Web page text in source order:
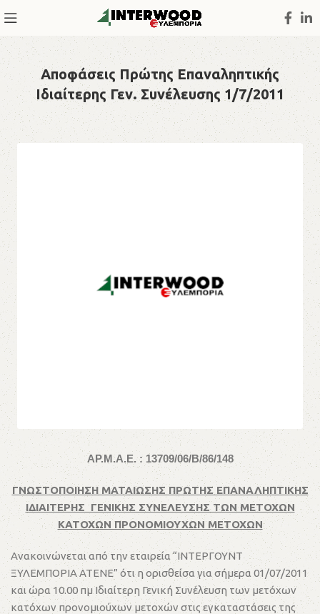
Αποφάσεις Πρώτης Επαναληπτικής
Ιδιαίτερης Γεν. Συνέλευσης 1/7/2011
ΑΡ.Μ.Α.Ε. : 13709/06/Β/86/148
ΓΝΩΣΤΟΠΟΙΗΣΗ ΜΑΤΑΙΩΣΗΣ ΠΡΩΤΗΣ ΕΠΑΝΑΛΗΠΤΙΚΗΣ
ΙΔΙΑΙΤΕΡΗΣ ΓΕΝΙΚΗΣ ΣΥΝΕΛΕΥΣΗΣ ΤΩΝ ΜΕΤΟΧΩΝ
ΚΑΤΟΧΩΝ ΠΡΟΝΟΜΙΟΥΧΩΝ ΜΕΤΟΧΩΝ
Ανακοινώνεται από την εταιρεία “ΙΝΤΕΡΓΟΥΝΤ
ΞΥΛΕΜΠΟΡΙΑ ΑΤΕΝΕ” ότι η ορισθείσα για σήμερα 01/07/2011
και ώρα 10.00 πμ Ιδιαίτερη Γενική Συνέλευση των μετόχων
κατόχων προνομιούχων μετοχών στις εγκαταστάσεις της